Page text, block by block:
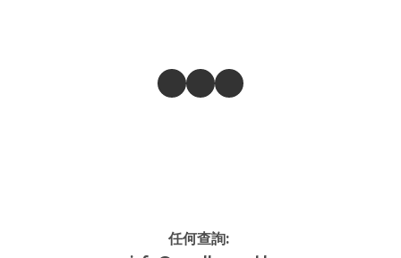
任何查詢: